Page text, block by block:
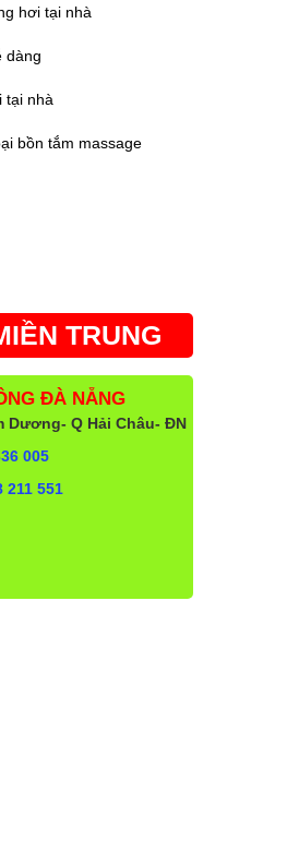
hơi tại nhà
dàng
tại nhà
bồn tắm massage
TRUNG
ĐÀ NẴNG
Dương- Q Hải Châu- ĐN
005
211 551